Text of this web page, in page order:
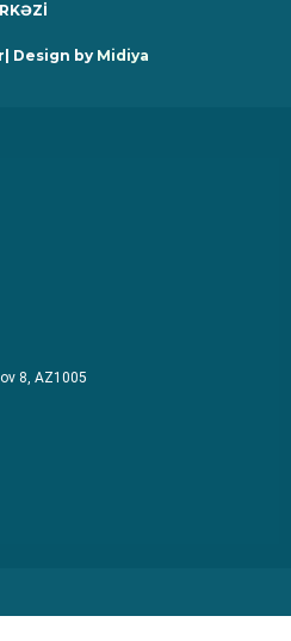
Design by Midiya
8, AZ1005